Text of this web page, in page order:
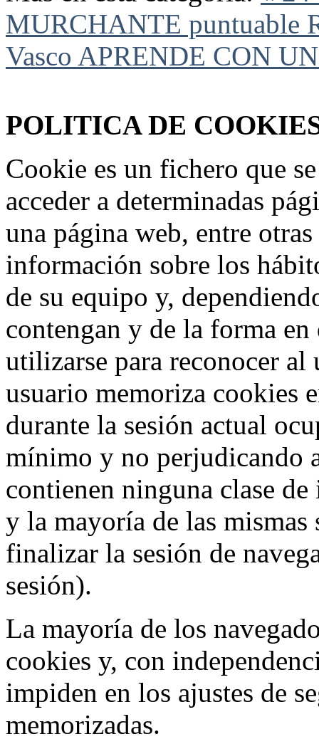
MURCHANTE puntuable
Vasco APRENDE CON
POLITICA DE
Cookie es un fichero que
acceder a determinadas
una página web, entre
información sobre los
de su equipo y,
contengan y de la forma
utilizarse para reconocer
usuario memoriza cookies
durante la sesión actual
mínimo y no perjudicando
contienen ninguna clase
y la mayoría de las
finalizar la sesión de
sesión).
La mayoría de los
cookies y, con
impiden en los ajustes de
memorizadas.